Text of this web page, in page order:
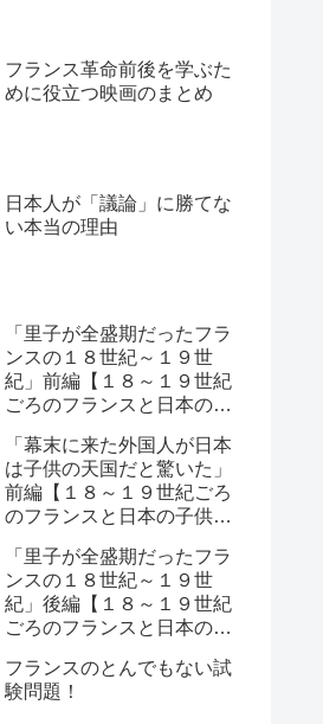
フランス革命前後を学ぶた
めに役立つ映画のまとめ
日本人が「議論」に勝てな
い本当の理由
「里子が全盛期だったフラ
ンスの１８世紀～１９世
紀」前編【１８～１９世紀
ごろのフランスと日本の子
「幕末に来た外国人が日本
は子供の天国だと驚いた」
前編【１８～１９世紀ごろ
のフランスと日本の子供の
「里子が全盛期だったフラ
ンスの１８世紀～１９世
紀」後編【１８～１９世紀
ごろのフランスと日本の子
フランスのとんでもない試
験問題！